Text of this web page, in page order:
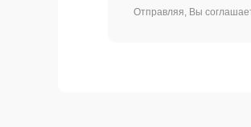
Отправляя, Вы